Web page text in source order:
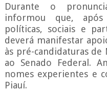
Durante o
informou que,
políticas, sociais e
deverá manifestar
às pré-candidaturas de
ao Senado Federal.
nomes experientes e
Piauí.